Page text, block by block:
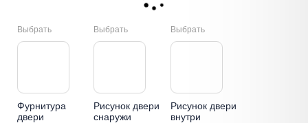
Выбрать
Фурнитура
двери
Выбрать
Рисунок двери
снаружи
Выбрать
Рисунок двери
внутри